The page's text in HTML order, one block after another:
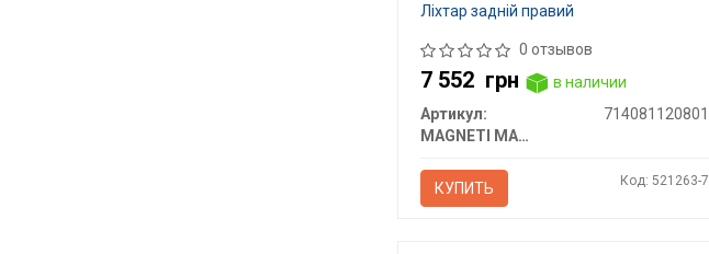
Ліхтар задній правий
0 отзывов
7 552 грн
в наличии
Артикул:
714081120801
MAGNETI MARELLI
КУПИТЬ Код: 521263-7